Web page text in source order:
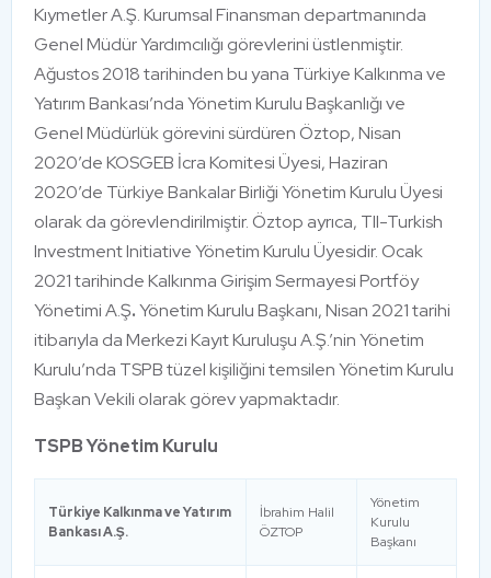
Kıymetler A.Ş. Kurumsal Finansman departmanında
Genel Müdür Yardımcılığı görevlerini üstlenmiştir.
Ağustos 2018 tarihinden bu yana Türkiye Kalkınma ve
Yatırım Bankası’nda Yönetim Kurulu Başkanlığı ve
Genel Müdürlük görevini sürdüren Öztop, Nisan
2020’de KOSGEB İcra Komitesi Üyesi, Haziran
2020’de Türkiye Bankalar Birliği Yönetim Kurulu Üyesi
olarak da görevlendirilmiştir. Öztop ayrıca, TII-Turkish
Investment Initiative Yönetim Kurulu Üyesidir. Ocak
2021 tarihinde Kalkınma Girişim Sermayesi Portföy
Yönetimi A.Ş.Yönetim Kurulu Başkanı, Nisan 2021 tarihi
itibarıyla da Merkezi Kayıt Kuruluşu A.Ş.’nin Yönetim
Kurulu’nda TSPB tüzel kişiliğini temsilen Yönetim Kurulu
Başkan Vekili olarak görev yapmaktadır.
TSPB Yönetim Kurulu
Türkiye Kalkınma ve Yatırım
Bankası A.Ş.
İbrahim Halil
ÖZTOP
Yönetim
Kurulu
Başkanı